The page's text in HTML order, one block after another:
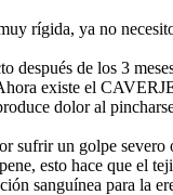
rígida, ya no
después de los 3
existe el
dolor al
sufrir un golpe severo
esto hace que el
sanguínea para la